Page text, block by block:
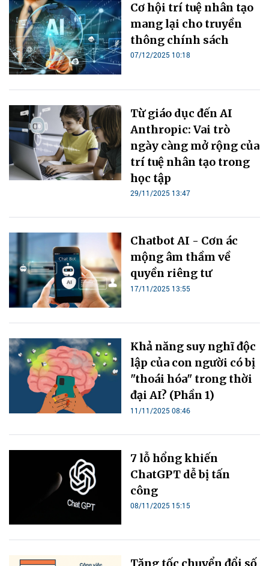
Cơ hội trí tuệ nhân tạo
mang lại cho truyền
thông chính sách
07/12/2025 10:18
Từ giáo dục đến AI
Anthropic: Vai trò
ngày càng mở rộng của
trí tuệ nhân tạo trong
học tập
29/11/2025 13:47
Chatbot AI - Cơn ác
mộng âm thầm về
quyền riêng tư
17/11/2025 13:55
Khả năng suy nghĩ độc
lập của con người có bị
"thoái hóa" trong thời
đại AI? (Phần 1)
11/11/2025 08:46
7 lỗ hổng khiến
ChatGPT dễ bị tấn
công
08/11/2025 15:15